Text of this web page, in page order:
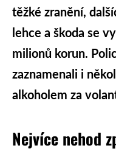
těžké zranění,
lehce a škoda se
milionů korun.
zaznamenali i
alkoholem za
Nejvíce nehod